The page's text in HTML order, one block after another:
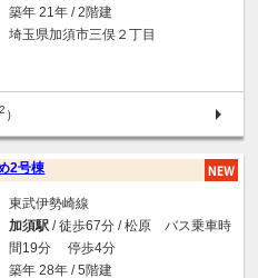
築年 21年 / 2階建
埼玉県加須市三俣２丁目
2 ）
2号棟
東武伊勢崎線
加須駅 / 徒歩67分 / 松原 バス乗車時
間19分 停歩4分
築年 28年 / 5階建